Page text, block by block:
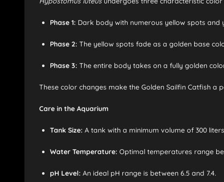
Phase 1: Dark body with numerous yellow spots and
Phase 2: The yellow spots fade as a golden base
Phase 3: The entire body takes on a fully golden
These color changes make the Golden Sailfin Catfish
Care in the Aquarium
Tank Size: A tank with a minimum volume of 300
Water Temperature: Optimal temperatures range
pH Level: An ideal pH range is between 6.5 and 7.4.